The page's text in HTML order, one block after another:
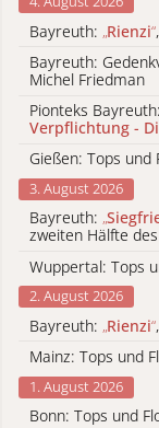
Bayreuth: „Rienzi“
Bayreuth:
Michel Friedman
Pionteks Bayreuth:
Verpflichtung -
Gießen: Tops und
3. August 2026
Bayreuth: „
zweiten Hälfte des
Wuppertal: Tops
2. August 2026
Bayreuth: „Rienzi“
Mainz: Tops und
1. August 2026
Bonn: Tops und